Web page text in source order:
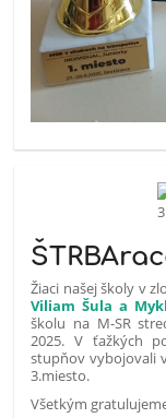
Žiaci našej školy v
Viliam Šula a
školu na M-SR
2025. V ťažkých
stupňov vybojovali
3.miesto.
Všetkým